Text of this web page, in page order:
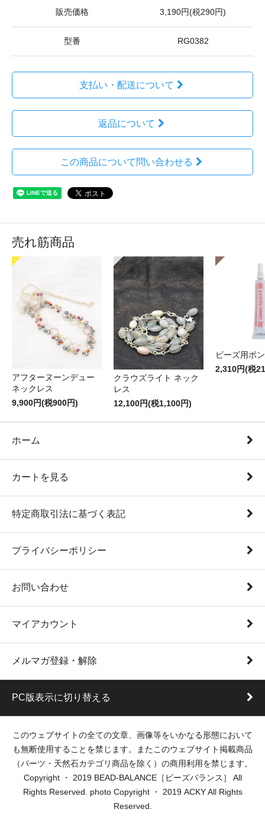
販売価格 3,190円(税290円)
型番 RG0382
支払い・配送について
返品について
この商品について問い合わせる
売れ筋商品
アフターヌーンデュー
ネックレス
9,900円(税900円)
クラウズライト ネック
レス
12,100円(税1,100円)
ビーズ用ボ
2,310円(税
ホーム
カートを見る
特定商取引法に基づく表記
プライバシーポリシー
お問い合わせ
マイアカウント
メルマガ登録・解除
PC版表示に切り替える
このウェブサイトの全ての文章、画像等をいかなる形態において
も無断使用することを禁じます。またこのウェブサイト掲載商品
（パーツ・天然石カテゴリ商品を除く）の商用利用を禁じます。
Copyright ・ 2019 BEAD-BALANCE［ビーズバランス］ All
Rights Reserved. photo Copyright ・ 2019 ACKY All Rights
Reserved.